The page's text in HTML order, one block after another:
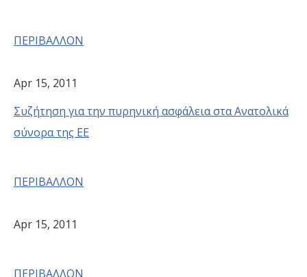
ΠΕΡΙΒΑΛΛΟΝ
Apr 15, 2011
Συζήτηση για την πυρηνική ασφάλεια στα Ανατολικά
σύνορα της ΕΕ
ΠΕΡΙΒΑΛΛΟΝ
Apr 15, 2011
ΠΕΡΙΒΑΛΛΟΝ